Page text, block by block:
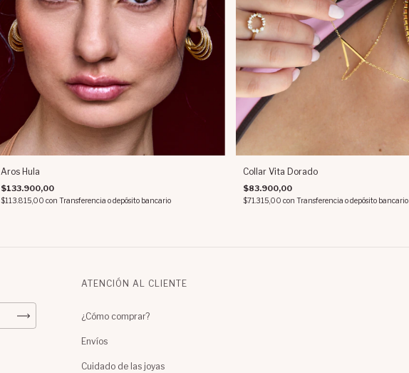
Aros Hula
$133.900,00
$113.815,00 con Transferencia o depósito bancario
Collar Vita Dorado
$83.900,00
$71.315,00 con Transferencia o depósito bancario
ATENCIÓN AL CLIENTE
¿Cómo comprar?
Envíos
Cuidado de las joyas